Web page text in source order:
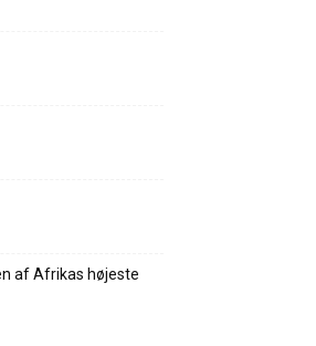
af Afrikas højeste